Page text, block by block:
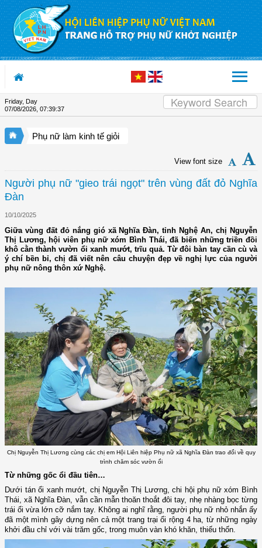
Skip to Content
Friday, Day
07/08/2026 07:39:38
Phụ nữ làm kinh tế giỏi
View font size
Người phụ nữ "gieo trái ngọt" trên vùng đất đỏ Nghĩa
Đàn
10/10/2025
Giữa vùng đất đỏ nắng gió xã Nghĩa Đàn, tỉnh Nghệ An, chị Nguyễn
Thị Lương, hội viên phụ nữ xóm Bình Thái, đã biến những triền đồi
khô cằn thành vườn ổi xanh mướt, trĩu quả. Từ đôi bàn tay cần cù và
ý chí bền bỉ, chị đã viết nên câu chuyện đẹp về nghị lực của người
phụ nữ nông thôn xứ Nghệ.
Chị Nguyễn Thị Lương cùng các chị em Hội Liên hiệp Phụ nữ xã Nghĩa Đàn trao đổi về quy
trình chăm sóc vườn ổi
Từ những gốc ổi đầu tiên…
Dưới tán ổi xanh mướt, chị Nguyễn Thị Lương, chi hội phụ nữ xóm Bình
Thái, xã Nghĩa Đàn, vẫn cần mẫn thoăn thoắt đôi tay, nhẹ nhàng bọc từng
trái ổi vừa lớn cỡ nắm tay. Không ai nghĩ rằng, người phụ nữ nhỏ nhắn ấy
đã một mình gây dựng nên cả một trang trại ổi rộng 4 ha, từ những ngày
khởi đầu chỉ với vài trăm gốc, trong muôn vàn khó khăn, thiếu thốn.